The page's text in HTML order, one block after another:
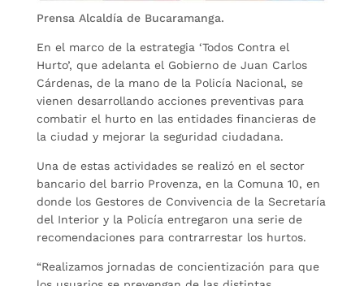
Prensa Alcaldía de Bucaramanga.
En el marco de la estrategia ‘Todos Contra el
Hurto’, que adelanta el Gobierno de Juan Carlos
Cárdenas, de la mano de la Policía Nacional, se
vienen desarrollando acciones preventivas para
combatir el hurto en las entidades financieras de
la ciudad y mejorar la seguridad ciudadana.
Una de estas actividades se realizó en el sector
bancario del barrio Provenza, en la Comuna 10, en
donde los Gestores de Convivencia de la Secretaría
del Interior y la Policía entregaron una serie de
recomendaciones para contrarrestar los hurtos.
“Realizamos jornadas de concientización para que